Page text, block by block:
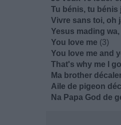
Tu bénis, tu bénis
Vivre sans toi, oh
Yesus mading
You love me (3)
You love me and
That's why me I
Ma brother
Aile de pigeon
Na Papa God de